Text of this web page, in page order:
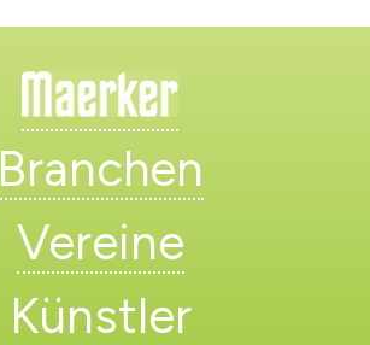
Branchen
Vereine
Künstler